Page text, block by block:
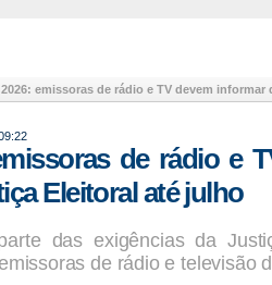
emissoras de rádio e TV devem
de rádio e
Eleitoral até julho
das exigências da
de rádio e televisão